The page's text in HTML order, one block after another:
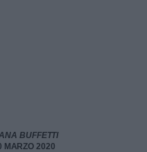
BUFFETTI
MARZO 2020